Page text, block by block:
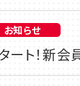
お知らせ
ト！新会